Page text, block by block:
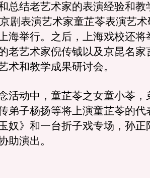
总结老艺术家的表演经验和教
剧表演艺术家童芷苓表演艺
海举行。之后，上海戏校还将
老艺术家倪传钺以及京昆名家
术和教学成果研讨会。
动中，童芷苓之女童小苓，
弟子杨扬等将上演童芷苓的代
奴》和一台折子戏专场，孙正
助演出。